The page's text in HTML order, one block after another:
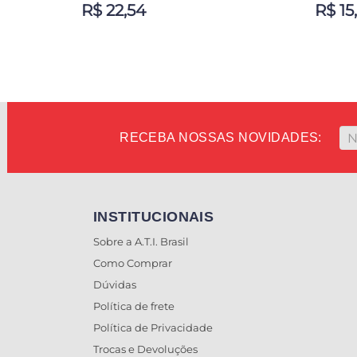
R$ 22,54 R$
RECEBA NOSSAS NOVIDADES:
INSTITUCIONAIS
Sobre a A.T.I. Brasil
Como Comprar
Dúvidas
Política de frete
Política de Privacidade
Trocas e Devoluções